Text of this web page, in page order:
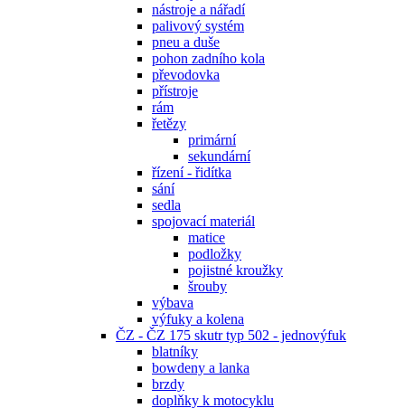
nástroje a nářadí
palivový systém
pneu a duše
pohon zadního kola
převodovka
přístroje
rám
řetězy
primární
sekundární
řízení - řidítka
sání
sedla
spojovací materiál
matice
podložky
pojistné kroužky
šrouby
výbava
výfuky a kolena
ČZ - ČZ 175 skutr typ 502 - jednovýfuk
blatníky
bowdeny a lanka
brzdy
doplňky k motocyklu